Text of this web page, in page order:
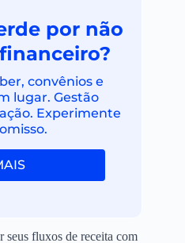
por não
convênios e
lugar. Gestão
Experimente
seus fluxos de receita com